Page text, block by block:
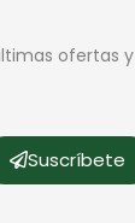
ofertas y
Suscríbete